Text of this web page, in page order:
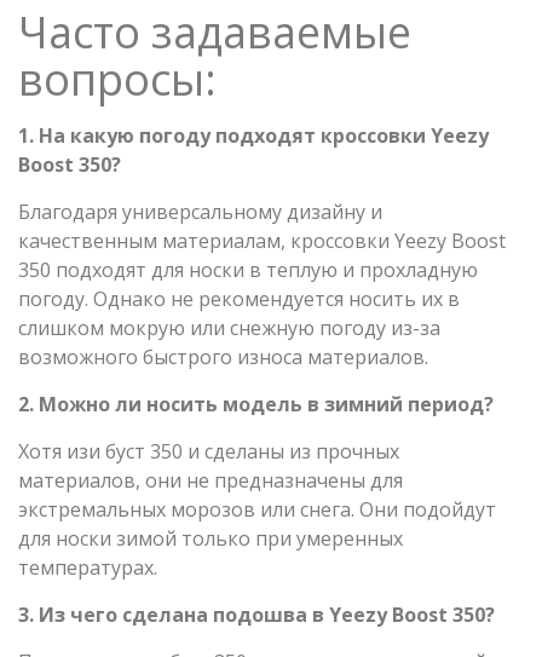
Часто задаваемые
вопросы:
1. На какую погоду подходят кроссовки Yeezy
Boost 350?
Благодаря универсальному дизайну и
качественным материалам, кроссовки Yeezy Boost
350 подходят для носки в теплую и прохладную
погоду. Однако не рекомендуется носить их в
слишком мокрую или снежную погоду из-за
возможного быстрого износа материалов.
2. Можно ли носить модель в зимний период?
Хотя изи буст 350 и сделаны из прочных
материалов, они не предназначены для
экстремальных морозов или снега. Они подойдут
для носки зимой только при умеренных
температурах.
3. Из чего сделана подошва в Yeezy Boost 350?